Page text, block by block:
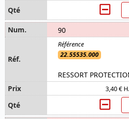
90
22.55535.000
RESSORT
3,40 €